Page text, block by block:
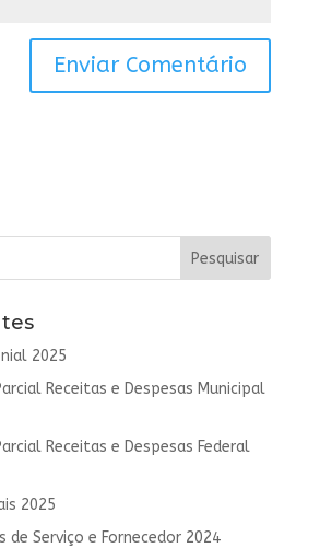
2025
Receitas e Despesas Municipal
Receitas e Despesas Federal
2025
de Serviço e Fornecedor 2024